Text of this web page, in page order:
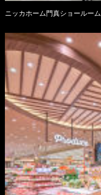
ニッカホーム門真ショールーム